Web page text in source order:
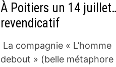
À Poitiers un 14
revendicatif
La compagnie « L’homme
debout » (belle métaphore